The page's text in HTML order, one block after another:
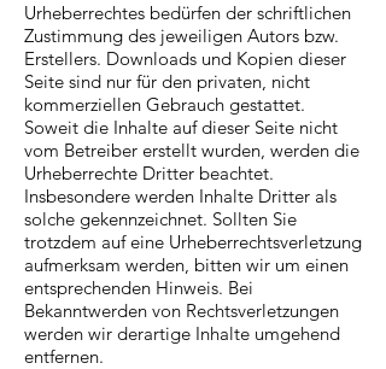
Urheberrechtes bedürfen der schriftlichen
Zustimmung des jeweiligen Autors bzw.
Erstellers. Downloads und Kopien dieser
Seite sind nur für den privaten, nicht
kommerziellen Gebrauch gestattet.
Soweit die Inhalte auf dieser Seite nicht
vom Betreiber erstellt wurden, werden die
Urheberrechte Dritter beachtet.
Insbesondere werden Inhalte Dritter als
solche gekennzeichnet. Sollten Sie
trotzdem auf eine Urheberrechtsverletzung
aufmerksam werden, bitten wir um einen
entsprechenden Hinweis. Bei
Bekanntwerden von Rechtsverletzungen
werden wir derartige Inhalte umgehend
entfernen.